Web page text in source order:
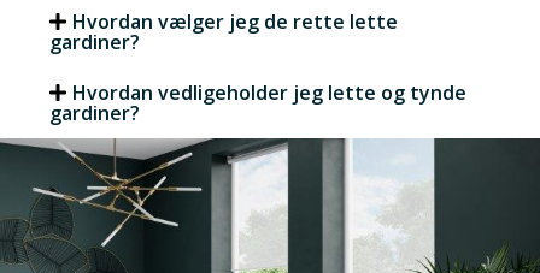
Hvordan vælger jeg de rette lette
gardiner?
Hvordan vedligeholder jeg lette og tynde
gardiner?